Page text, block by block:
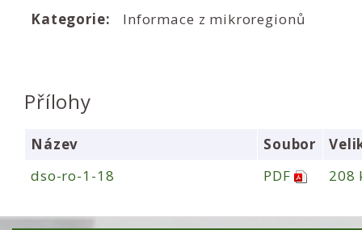
Kategorie: Informace z mikroregionů
Přílohy
Název Soubor
dso-ro-1-18
PDF 208